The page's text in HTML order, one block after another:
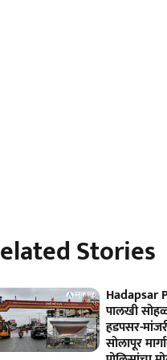
Stories
Hadapsar
पालखी
हडपसर-
सोलापूर